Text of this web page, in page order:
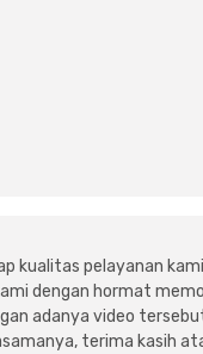
kualitas pelayanan
dengan hormat
adanya video
terima kasih